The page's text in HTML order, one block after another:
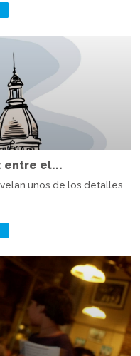
entre el...
unos de los detalles...